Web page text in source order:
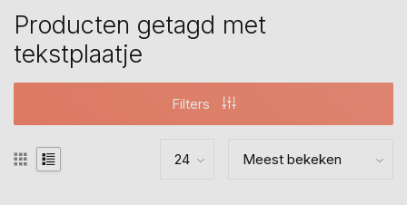
Producten getagd met
tekstplaatje
Filters